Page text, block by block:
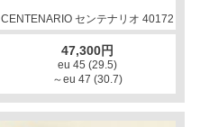
CENTENARIO センテナリオ 40172
47,300円
eu 45 (29.5)
～eu 47 (30.7)